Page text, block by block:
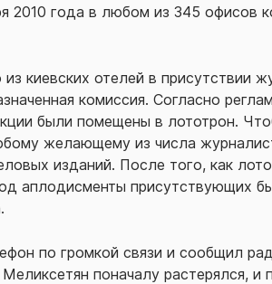
2010 года в любом из 345 офисов
киевских отелей в присутствии
комиссия. Согласно
были помещены в лототрон.
желающему из числа
изданий. После того, как
аплодисменты присутствующих
по громкой связи и сообщил
поначалу растерялся, и